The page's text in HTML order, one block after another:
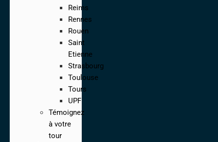
Reims
Rennes
Rouen
Saint
Etienne
Strasbourg
Toulouse
Tours
UPF
Témoignez
à votre
tour